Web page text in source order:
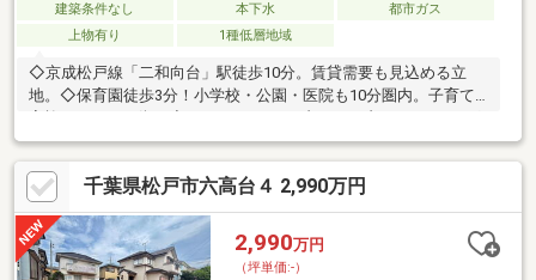
建築条件なし 本下水
都市ガス
上物有り
1種低層地域
◇京成松戸線「二和向台」駅徒歩10分。賃貸需要も見込める立
地。◇保育園徒歩3分！小学校・公園・医院も10分圏内。子育て
セイムスも徒歩8分圏内！買い物ストレスフリーな暮らし。◇ご
自身での居住用はもちろん、賃貸用としてもおすすめです。お気
軽にお問い合わせ下さい。【フリーコール：0120-925-311】※法
令上の制限：建築基準法第22条区域※契約不適合責任免責（土
地・建物・設備）。※現況引き渡し。※建物：昭和50年築、木造2
階建、床面積57.13平米（1階：31.46平米、2階：25.67平米）
千葉県松戸市六高台４ 2,990万円
2,990万円
（坪単価:-）